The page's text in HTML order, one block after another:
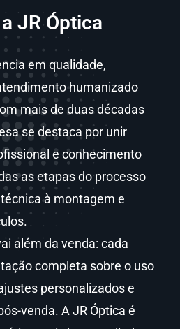
JR Óptica
em qualidade,
humanizado
mais de duas décadas
se destaca por unir
e conhecimento
as etapas do processo
à montagem e
além da venda: cada
completa sobre o uso
personalizados e
venda. A JR Óptica é